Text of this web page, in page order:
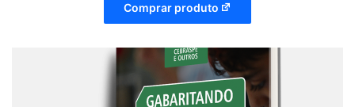
Comprar produto